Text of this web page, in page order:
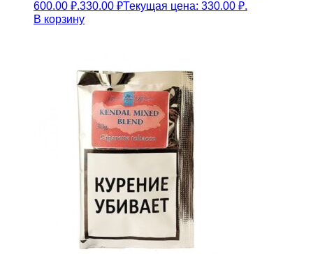
600.00 ₽.330.00 ₽Текущая цена: 330.00 ₽.
В корзину